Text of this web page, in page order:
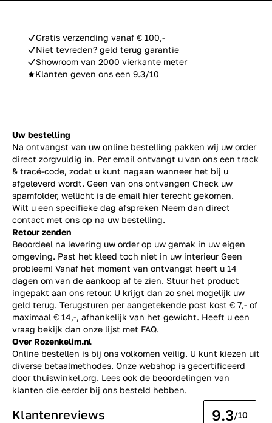
Gratis verzending vanaf € 100,-
Niet tevreden? geld terug garantie
Showroom van 2000 vierkante meter
Klanten geven ons een 9.3/10
Uw bestelling
Na ontvangst van uw online bestelling pakken wij uw order
direct zorgvuldig in. Per email ontvangt u van ons een track
& tracé-code, zodat u kunt nagaan wanneer het bij u
afgeleverd wordt. Geen van ons ontvangen Check uw
spamfolder, wellicht is de email hier terecht gekomen.
Wilt u een specifieke dag afspreken Neem dan direct
contact met ons op na uw bestelling.
Retour zenden
Beoordeel na levering uw order op uw gemak in uw eigen
omgeving. Past het kleed toch niet in uw interieur Geen
probleem! Vanaf het moment van ontvangst heeft u 14
dagen om van de aankoop af te zien. Stuur het product
ingepakt aan ons retour. U krijgt dan zo snel mogelijk uw
geld terug. Terugsturen per aangetekende post kost € 7,- of
maximaal € 14,-, afhankelijk van het gewicht. Heeft u een
vraag bekijk dan onze lijst met FAQ.
Over Rozenkelim.nl
Online bestellen is bij ons volkomen veilig. U kunt kiezen uit
diverse betaalmethodes. Onze webshop is gecertificeerd
door thuiswinkel.org. Lees ook de beoordelingen van
klanten die eerder bij ons besteld hebben.
Klantenreviews 9.3/10